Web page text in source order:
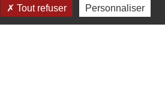
aspect fondamental pour qui veut
!
Tout refuser Personnaliser